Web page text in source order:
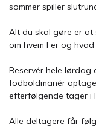
sommer spiller
Alt du skal gøre er at
om hvem I er og hvad
Reservér hele lørdag
fodboldmanér
efterfølgende tager i
Alle deltagere får